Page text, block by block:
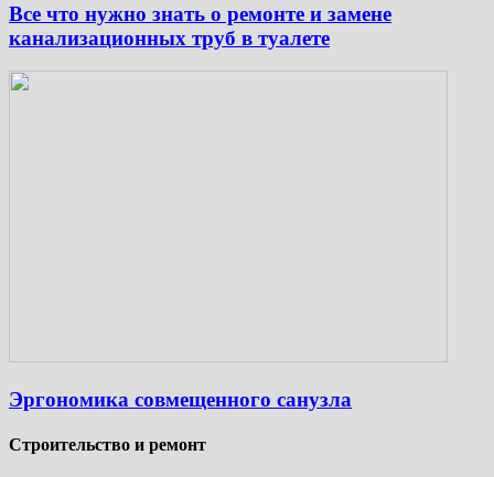
Все что нужно знать о ремонте и замене
канализационных труб в туалете
Эргономика совмещенного санузла
Строительство и ремонт